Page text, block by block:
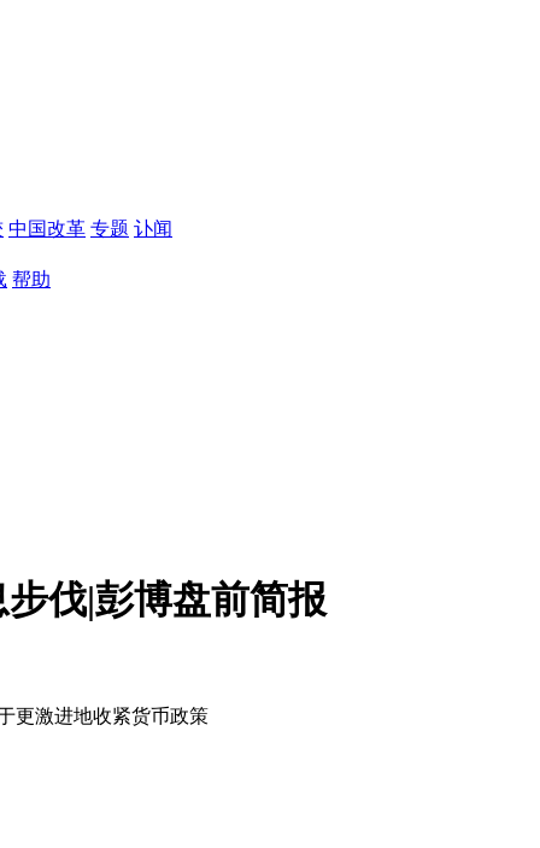
中国改革 专题 讣闻
帮助
伐|彭博盘前简报
更激进地收紧货币政策